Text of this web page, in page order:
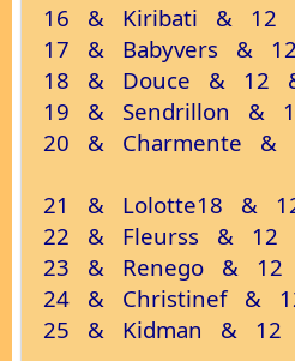
16 & Kiribati & 12
17 & Babyvers &
18 & Douce & 12
19 & Sendrillon &
20 & Charmente
21 & Lolotte18 &
22 & Fleurss & 12
23 & Renego & 12
24 & Christinef &
25 & Kidman & 12